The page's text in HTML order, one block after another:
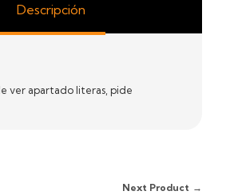
Descripción
ver apartado literas, pide
Next Product